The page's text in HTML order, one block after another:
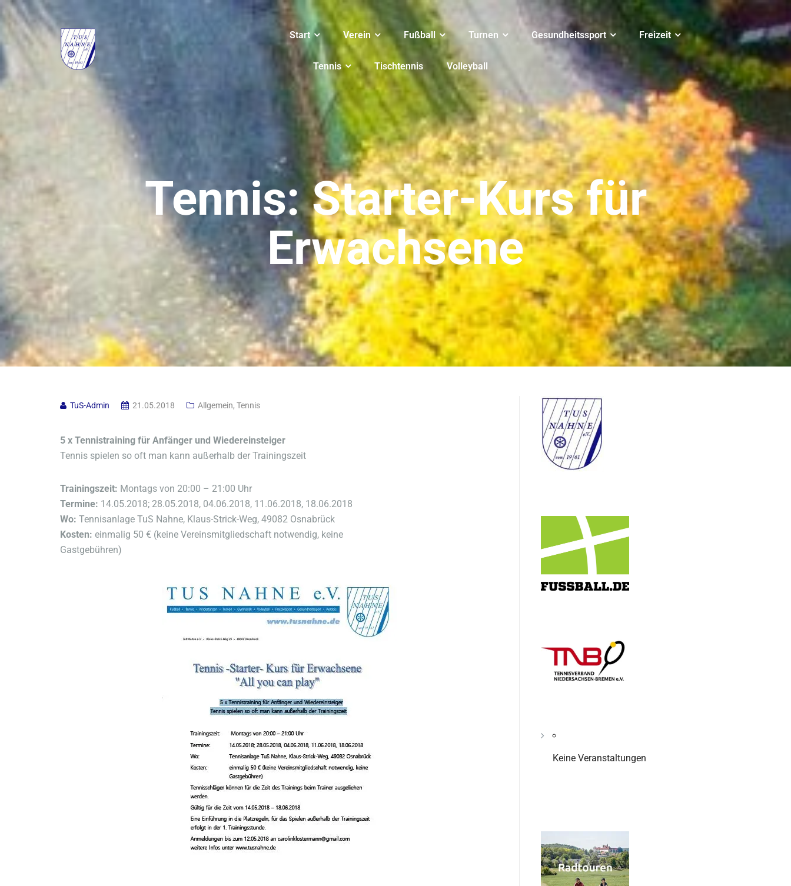
Start Verein Fußball Turnen Gesundheitssport Freizeit
Tennis Tischtennis Volleyball
Tennis: Starter-Kurs für
Erwachsene
TuS-Admin 21.05.2018 Allgemein, Tennis
5 x Tennistraining für Anfänger und Wiedereinsteiger
Tennis spielen so oft man kann außerhalb der Trainingszeit
Trainingszeit: Montags von 20:00 – 21:00 Uhr
Termine: 14.05.2018; 28.05.2018, 04.06.2018, 11.06.2018, 18.06.2018
Wo: Tennisanlage TuS Nahne, Klaus-Strick-Weg, 49082 Osnabrück
Kosten: einmalig 50 € (keine Vereinsmitgliedschaft notwendig, keine
Gastgebühren)
Keine Veranstaltungen